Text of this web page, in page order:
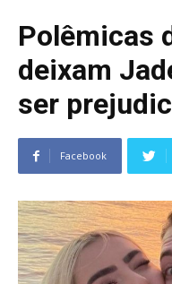
Polêmicas
deixam
ser
Facebook